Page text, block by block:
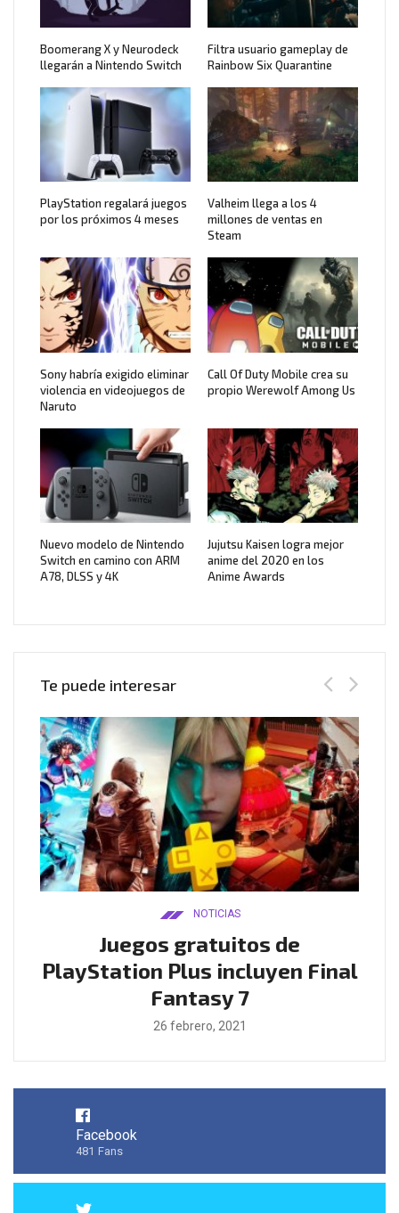
Boomerang X y Neurodeck
llegarán a Nintendo Switch
Filtra usuario gameplay de
Rainbow Six Quarantine
PlayStation regalará juegos
por los próximos 4 meses
Valheim llega a los 4
millones de ventas en
Steam
Sony habría exigido eliminar
violencia en videojuegos de
Naruto
Call Of Duty Mobile crea su
propio Werewolf Among Us
Nuevo modelo de Nintendo
Switch en camino con ARM
A78, DLSS y 4K
Jujutsu Kaisen logra mejor
anime del 2020 en los
Anime Awards
Te puede interesar
NOTICIAS
Juegos gratuitos de
PlayStation Plus incluyen Final
Fantasy 7
26 febrero, 2021
Facebook
481 Fans